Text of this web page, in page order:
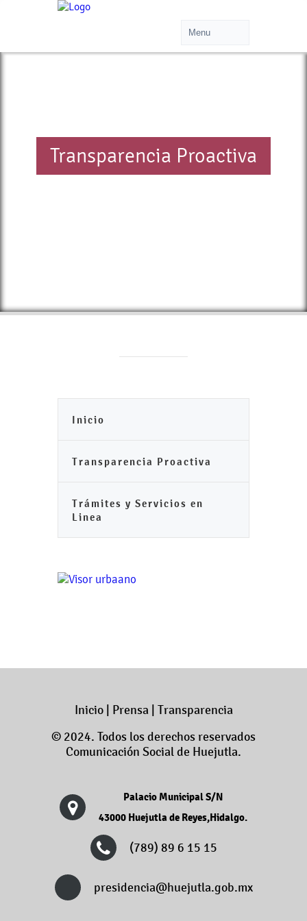
Transparencia Proactiva
Inicio
Transparencia Proactiva
Trámites y Servicios en
Linea
Inicio| Prensa
Transparencia
© 2024. Todos los derechos reservados
Comunicación Social de Huejutla.
Palacio Municipal S/N
43000 Huejutla de Reyes,Hidalgo.
(789) 89 6 15 15
presidencia@huejutla.gob.mx